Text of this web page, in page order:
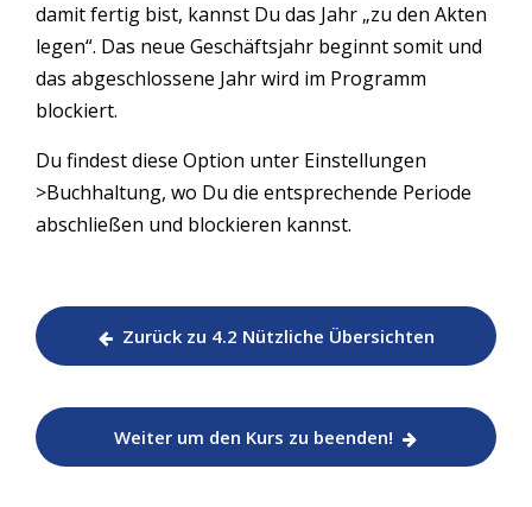
damit fertig bist, kannst Du das Jahr „zu den Akten
legen“. Das neue Geschäftsjahr beginnt somit und
das abgeschlossene Jahr wird im Programm
blockiert.
Du findest diese Option unter Einstellungen
>Buchhaltung, wo Du die entsprechende Periode
abschließen und blockieren kannst.
Zurück zu 4.2 Nützliche Übersichten
Weiter um den Kurs zu beenden!